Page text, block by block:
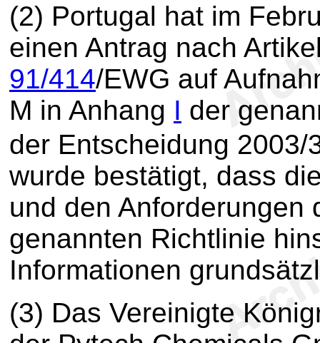
(2) Portugal hat im
einen Antrag nach
91/414/EWG auf
M in Anhang I der
der Entscheidung 2003/
wurde bestätigt, dass
und den Anforderungen
genannten Richtlinie
Informationen
(3) Das Vereinigte